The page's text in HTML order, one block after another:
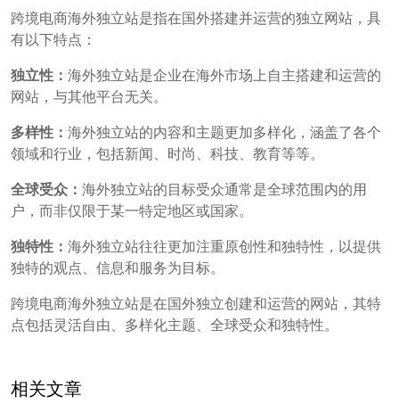
跨境电商海外独立站是指在国外搭建并运营的独立网站，具
有以下特点：
独立性： 海外独立站是企业在海外市场上自主搭建和运营的
网站，与其他平台无关。
多样性： 海外独立站的内容和主题更加多样化，涵盖了各个
领域和行业，包括新闻、时尚、科技、教育等等。
全球受众： 海外独立站的目标受众通常是全球范围内的用
户，而非仅限于某一特定地区或国家。
独特性： 海外独立站往往更加注重原创性和独特性，以提供
独特的观点、信息和服务为目标。
跨境电商海外独立站是在国外独立创建和运营的网站，其特
点包括灵活自由、多样化主题、全球受众和独特性。
相关文章